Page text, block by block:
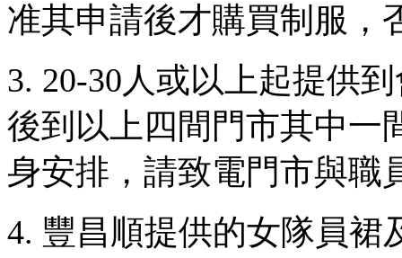
准其申請後才購買制服，
3. 20-30人或以上起提供
後到以上四間門市其中一
身安排，請致電門市與職
4. 豐昌順提供的女隊員裙